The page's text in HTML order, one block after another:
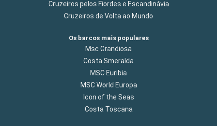
Cruzeiros pelos Fiordes e Escandinávia
Cruzeiros de Volta ao Mundo
Os barcos mais populares
Msc Grandiosa
Costa Smeralda
MSC Euribia
MSC World Europa
Icon of the Seas
Costa Toscana